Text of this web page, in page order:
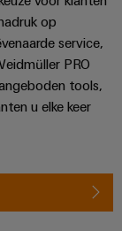
op
service,
PRO
tools,
u elke keer